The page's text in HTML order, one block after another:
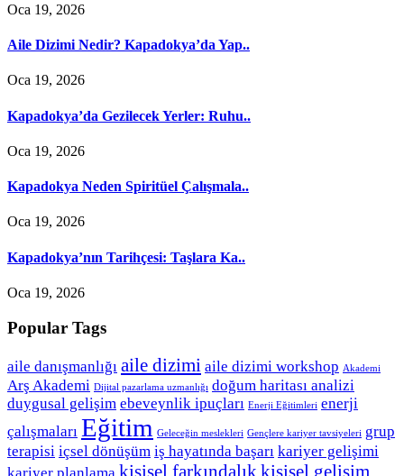
Oca 19, 2026
Aile Dizimi Nedir? Kapadokya’da Yap..
Oca 19, 2026
Kapadokya’da Gezilecek Yerler: Ruhu..
Oca 19, 2026
Kapadokya Neden Spiritüel Çalışmala..
Oca 19, 2026
Kapadokya’nın Tarihçesi: Taşlara Ka..
Oca 19, 2026
Popular Tags
aile danışmanlığı aile dizimi aile dizimi workshop Akademi
Arş Akademi Dijital pazarlama uzmanlığı doğum haritası analizi
duygusal gelişim ebeveynlik ipuçları Enerji Eğitimleri enerji
çalışmaları Eğitim Geleceğin meslekleri Gençlere kariyer tavsiyeleri grup
terapisi içsel dönüşüm iş hayatında başarı kariyer gelişimi